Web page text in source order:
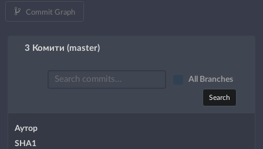
Commit Graph
3 Комити (master)
All Branches
Search
Аутор
SHA1